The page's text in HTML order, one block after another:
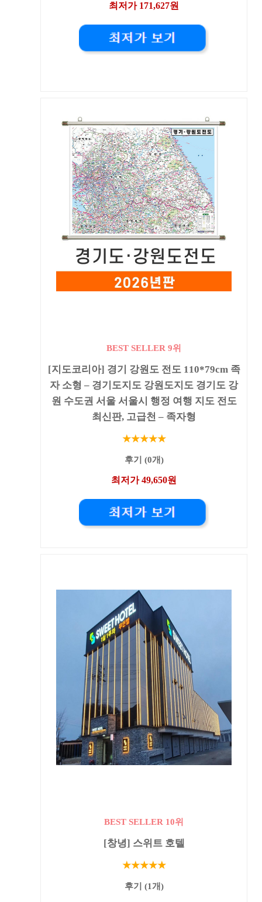
최저가 171,627원
BEST SELLER 9위
[지도코리아] 경기 강원도 전도 110*79cm 족
자 소형 – 경기도지도 강원도지도 경기도 강
원 수도권 서울 서울시 행정 여행 지도 전도
최신판, 고급천 – 족자형
★★★★★
후기 (0개)
최저가 49,650원
BEST SELLER 10위
[창녕] 스위트 호텔
★★★★★
후기 (1개)